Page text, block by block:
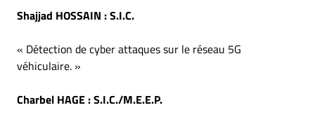
Shajjad HOSSAIN : S.I.C.
« Détection de cyber attaques sur le réseau 5G
véhiculaire. »
Charbel HAGE: S.I.C./M.E.E.P.